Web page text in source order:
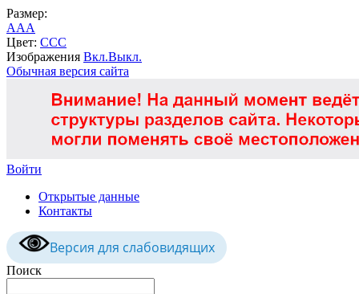
Размер:
AAA
Цвет: CCC
Изображения Вкл.Выкл.
Обычная версия сайта
Войти
Открытые данные
Контакты
Версия для слабовидящих
Поиск